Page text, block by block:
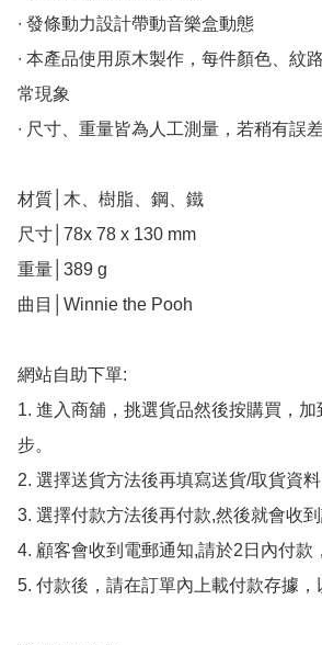
∙ 發條動力設計帶動音樂盒動態
∙ 本產品使用原木製作，每件顏色、紋
常現象
∙ 尺寸、重量皆為人工測量，若稍有誤
材質│木、樹脂、鋼、鐵
尺寸│78x 78 x 130 mm
重量│389 g
曲目│Winnie the Pooh
網站自助下單:
1. 進入商舖，挑選貨品然後按購買，
步。
2. 選擇送貨方法後再填寫送貨/取貨資料
3. 選擇付款方法後再付款,然後就會收
4. 顧客會收到電郵通知,請於2日內付款
5. 付款後，請在訂單內上載付款存據，